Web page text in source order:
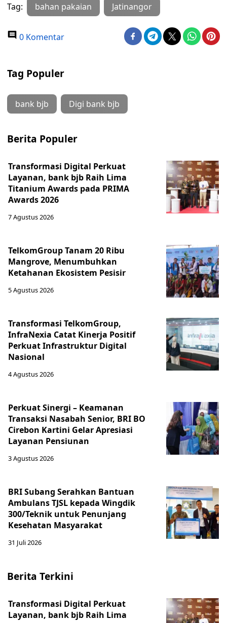
Tag: bahan pakaian Jatinangor
0 Komentar
Tag Populer
bank bjb Digi bank bjb
Berita Populer
Transformasi Digital Perkuat
Layanan, bank bjb Raih Lima
Titanium Awards pada PRIMA
Awards 2026
7 Agustus 2026
TelkomGroup Tanam 20 Ribu
Mangrove, Menumbuhkan
Ketahanan Ekosistem Pesisir
5 Agustus 2026
Transformasi TelkomGroup,
InfraNexia Catat Kinerja Positif
Perkuat Infrastruktur Digital
Nasional
4 Agustus 2026
Perkuat Sinergi – Keamanan
Transaksi Nasabah Senior, BRI BO
Cirebon Kartini Gelar Apresiasi
Layanan Pensiunan
3 Agustus 2026
BRI Subang Serahkan Bantuan
Ambulans TJSL kepada Wingdik
300/Teknik untuk Penunjang
Kesehatan Masyarakat ​
31 Juli 2026
Berita Terkini
Transformasi Digital Perkuat
Layanan, bank bjb Raih Lima